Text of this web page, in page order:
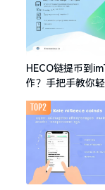
HECO链提币到
作？手把手教你
TOP2